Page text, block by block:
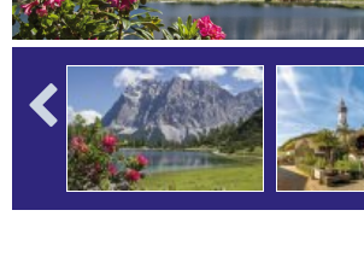
Erlebnisreise
Ferien
Flusskreuzfahrten
Frühbucher-Reise
Gesundheitsreise
Previous